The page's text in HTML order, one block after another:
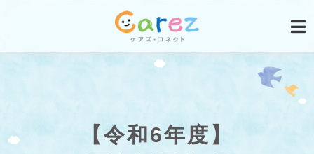
【令和6年度】